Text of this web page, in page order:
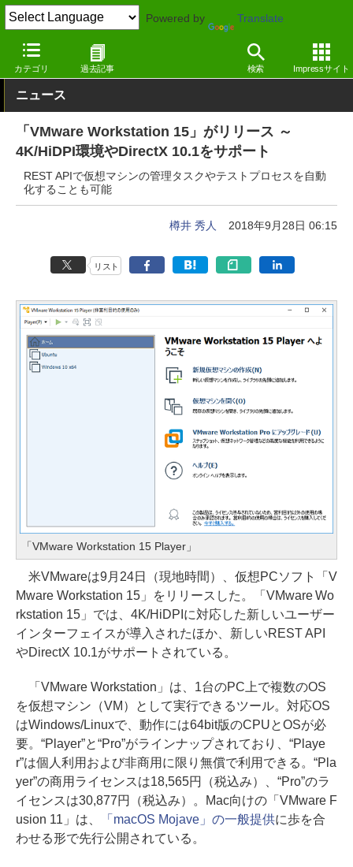
Powered by Translate
カテゴリ 過去記事 検索 Impressサイト
窓の杜 システム・ファイル Windows
ニュース
「VMware Workstation 15」がリリース ～
4K/HiDPI環境やDirectX 10.1をサポート
REST APIで仮想マシンの管理タスクやテストプロセスを自動
化することも可能
樽井 秀人 2018年9月28日 06:15
リスト
「VMware Workstation 15 Player」
米VMwareは9月24日（現地時間）、仮想PCソフト「V
Mware Workstation 15」をリリースした。「VMware Wo
rkstation 15」では、4K/HiDPIに対応した新しいユーザー
インターフェイスが導入されたほか、新しいREST API
やDirectX 10.1がサポートされている。
「VMware Workstation」は、1台のPC上で複数のOS
を仮想マシン（VM）として実行できるツール。対応OS
はWindows/Linuxで、動作には64bit版のCPUとOSが必
要。“Player”と“Pro”がラインナップされており、“Playe
r”は個人利用および非商用に限り無償で利用できる。“Pla
yer”の商用ライセンスは18,565円（税込み）、“Pro”のラ
イセンスは30,877円（税込み）。Mac向けの「VMware F
usion 11」は、
「macOS Mojave」の一般提供に歩を合
わせる形で先行公開されている。